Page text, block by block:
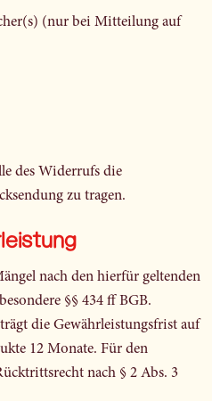
(nur bei Mitteilung auf
des Widerrufs die
zu tragen.
nach den hierfür geltenden
§§ 434 ff BGB.
die Gewährleistungsfrist auf
12 Monate. Für den
nach § 2 Abs. 3